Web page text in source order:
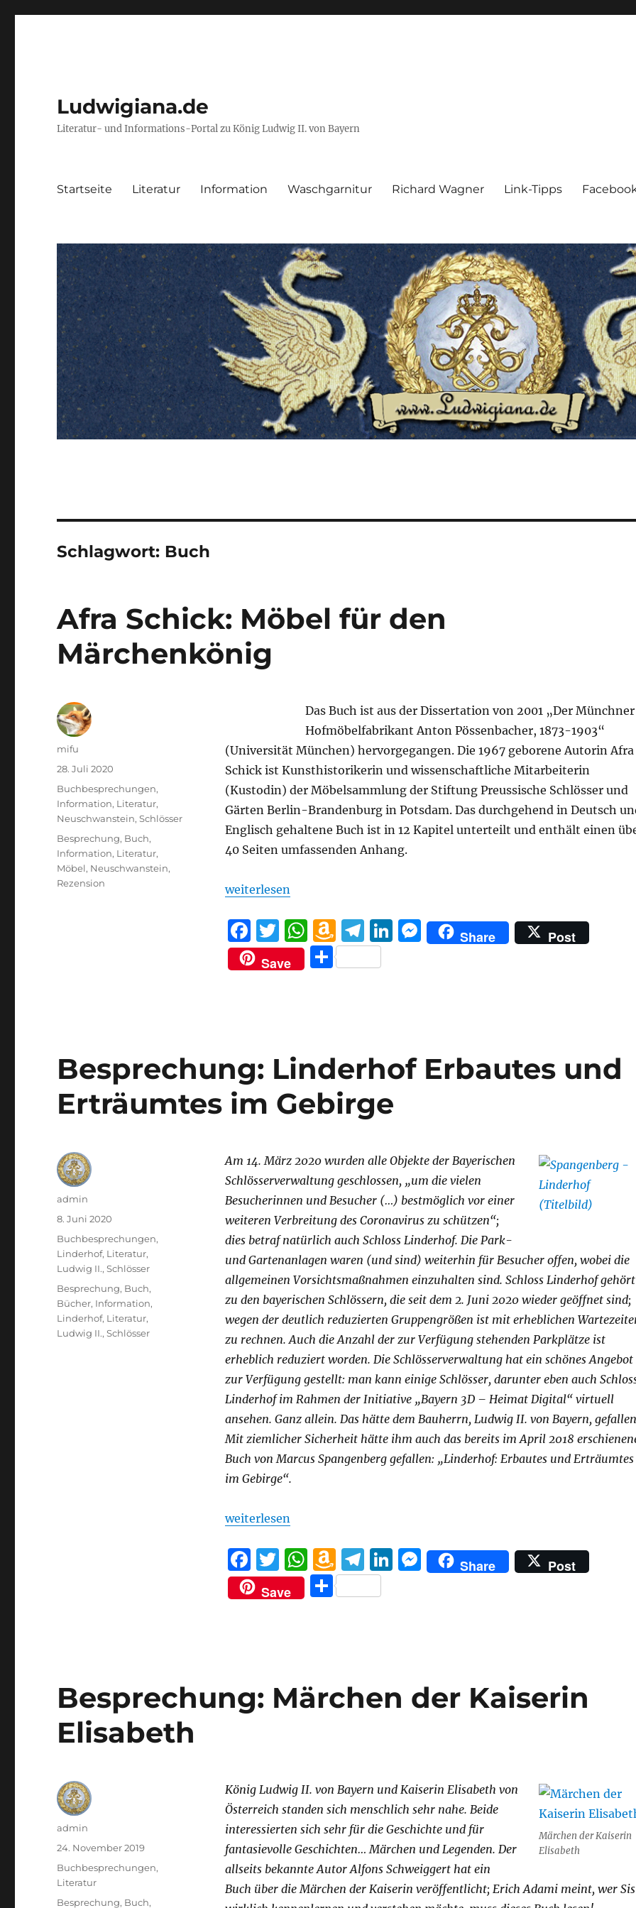
Ludwigiana.de
Literatur- und Informations-Portal zu König Ludwig II. von Bayern
Startseite Literatur Information Waschgarnitur Richard Wagner Link-Tipps
Schlagwort: Buch
Afra Schick: Möbel für den
Märchenkönig
Das Buch ist aus der Dissertation von 2001 „Der Münchner
Hofmöbelfabrikant Anton Pössenbacher, 1873-1903“
(Universität München) hervorgegangen. Die 1967 geborene Autorin Afra
Schick ist Kunsthistorikerin und wissenschaftliche Mitarbeiterin
(Kustodin) der Möbelsammlung der Stiftung Preussische Schlösser und
Gärten Berlin-Brandenburg in Potsdam. Das durchgehend in Deutsch
Englisch gehaltene Buch ist in 12 Kapitel unterteilt und enthält einen
40 Seiten umfassenden Anhang.
„Afra Schick: Möbel für den Märchenkönig“
weiterlesen
F
a
c
o
k
T
w
it
W
h
at
p
A
m
a
W
is
h
st
T
el
e
m
Li
n
M
e
er
Share
Post
Save
T
Autor
mifu
Veröffentlicht
28. Juli 2020
Kategorien
Buchbesprechungen,
Information, Literatur,
Neuschwanstein,Schlösser
Schlagwörter
Besprechung, Buch,
Information, Literatur,
Möbel, Neuschwanstein,
Rezension
Besprechung: Linderhof Erbautes und
Erträumtes im Gebirge
Am 14. März 2020 wurden alle Objekte der Bayerischen
Schlösserverwaltung geschlossen, „um die vielen
Besucherinnen und Besucher (…) bestmöglich vor einer
weiteren Verbreitung des Coronavirus zu schützen“;
dies betraf natürlich auch Schloss Linderhof. Die Park-
und Gartenanlagen waren (und sind) weiterhin für Besucher offen, wobei die
allgemeinen Vorsichtsmaßnahmen einzuhalten sind. Schloss Linderhof gehört
zu den bayerischen Schlössern, die seit dem 2. Juni 2020 wieder geöffnet sind;
wegen der deutlich reduzierten Gruppengrößen ist mit erheblichen
zu rechnen. Auch die Anzahl der zur Verfügung stehenden Parkplätze ist
erheblich reduziert worden. Die Schlösserverwaltung hat ein schönes Angebot
zur Verfügung gestellt: man kann einige Schlösser, darunter eben auch
Linderhof im Rahmen der Initiative „Bayern 3D – Heimat Digital“ virtuell
ansehen. Ganz allein. Das hätte dem Bauherrn, Ludwig II. von Bayern,
Mit ziemlicher Sicherheit hätte ihm auch das bereits im April 2018
Buch von Marcus Spangenberg gefallen: „Linderhof: Erbautes und Erträumtes
im Gebirge“.
„Besprechung: Linderhof Erbautes und Erträumtes im Gebirge“
weiterlesen
F
a
c
o
k
T
w
it
W
h
at
p
A
m
a
W
st
T
el
e
m
Li
n
M
e
er
Share
Post
Save
T
Autor
admin
Veröffentlicht
8. Juni 2020
Kategorien
Buchbesprechungen,
Linderhof, Literatur,
Ludwig II.,Schlösser
Schlagwörter
Besprechung, Buch,
Bücher, Information,
Linderhof, Literatur,
Ludwig II.,Schlösser
Besprechung: Märchen der Kaiserin
Elisabeth
Märchen der Kaiserin
Elisabeth
König Ludwig II. von Bayern und Kaiserin Elisabeth von
Österreich standen sich menschlich sehr nahe. Beide
interessierten sich sehr für die Geschichte und für
fantasievolle Geschichten… Märchen und Legenden. Der
allseits bekannte Autor Alfons Schweiggert hat ein
Buch über die Märchen der Kaiserin veröffentlicht; Erich Adami meint, wer
Autor
admin
Veröffentlicht
24. November 2019
Kategorien
Buchbesprechungen,
Literatur
Schlagwörter
Besprechung, Buch,